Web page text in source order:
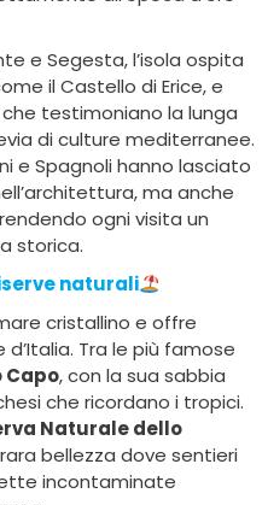
e Segesta, l’isola ospita
il Castello di Erice, e
testimoniano la lunga
di culture mediterranee.
e Spagnoli hanno lasciato
ma anche
ogni visita un
storica.
naturali
cristallino e offre
Tra le più famose
Capo, con la sua sabbia
che ricordano i tropici.
Naturale dello
bellezza dove sentieri
incontaminate